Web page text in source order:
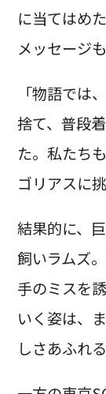
に当てはめ
メッセージ
「物語では
捨て、普段
た。私たち
ゴリアスに
結果的に、
飼いラムズ
手のミスを
いく姿は、
しさあふれ